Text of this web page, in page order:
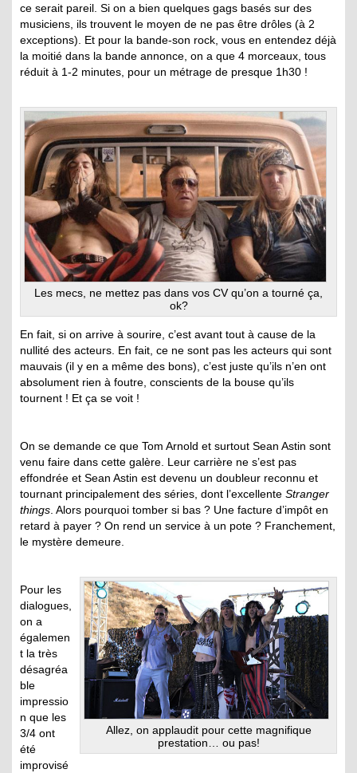
ce serait pareil. Si on a bien quelques gags basés sur des
musiciens, ils trouvent le moyen de ne pas être drôles (à 2
exceptions). Et pour la bande-son rock, vous en entendez déjà
la moitié dans la bande annonce, on a que 4 morceaux, tous
réduit à 1-2 minutes, pour un métrage de presque 1h30 !
Les mecs, ne mettez pas dans vos CV qu’on a tourné ça,
ok?
En fait, si on arrive à sourire, c’est avant tout à cause de la
nullité des acteurs. En fait, ce ne sont pas les acteurs qui sont
mauvais (il y en a même des bons), c’est juste qu’ils n’en ont
absolument rien à foutre, conscients de la bouse qu’ils
tournent ! Et ça se voit !
On se demande ce que Tom Arnold et surtout Sean Astin sont
venu faire dans cette galère. Leur carrière ne s’est pas
effondrée et Sean Astin est devenu un doubleur reconnu et
tournant principalement des séries, dont l’excellente Stranger
things . Alors pourquoi tomber si bas ? Une facture d’impôt en
retard à payer ? On rend un service à un pote ? Franchement,
le mystère demeure.
Allez, on applaudit pour cette magnifique
prestation… ou pas!
Pour les
dialogues,
on a
égalemen
t la très
désagréa
ble
impressio
n que les
3/4 ont
été
improvisé